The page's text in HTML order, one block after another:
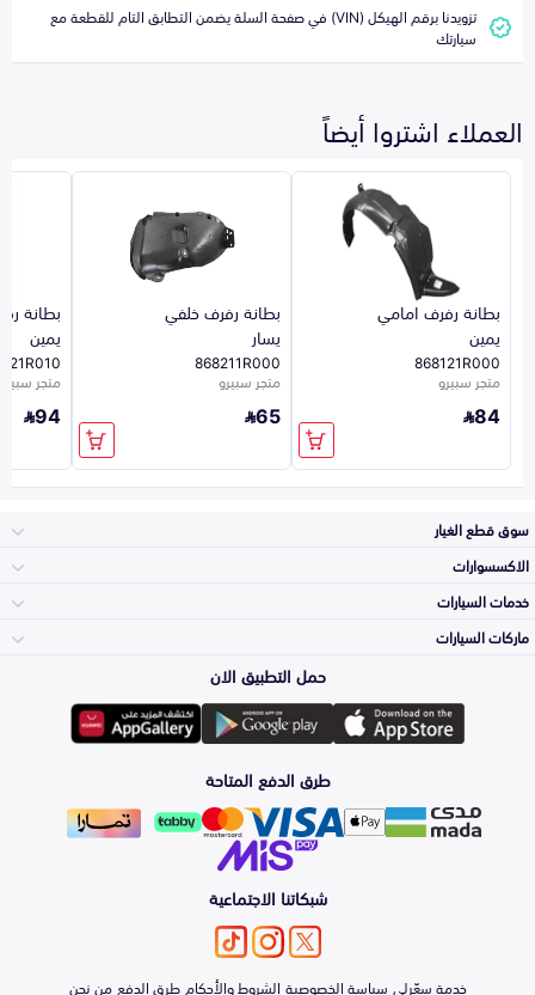
تزويدنا برقم الهيكل (VIN) في صفحة السلة يضمن التطابق التام للقطعة مع
سيارتك
العملاء اشتروا أيضاً
بطانة رفرف امامي
يمين
868121R000
متجر سبيرو
84
بطانة رفرف خلفي
يسار
868211R000
متجر سبيرو
65
بطانة
يمين
متجر سبيرو
94
سوق قطع الغيار
المكائن، القيرات
وملحقاتها
الشمعات
والاصطبات (الاضاءة)
الفرامل والأقمشة
الأبواب، الرفرف
الاكسسوارات
لوازم الرحلات
اكسسوارات العناية
الزيوت و السوائل
خدمات السيارات
الأكثر مبيعاً
التلميع والعناية
حماية مقدمة السيارة
ماركات السيارات
تويوتا
هيونداي
كيا
حمل التطبيق الان
طرق الدفع المتاحة
شبكاتنا الاجتماعية
خدمة سعّرلي سياسة الخصوصية الشروط والأحكامطرق الدفعمن نحن